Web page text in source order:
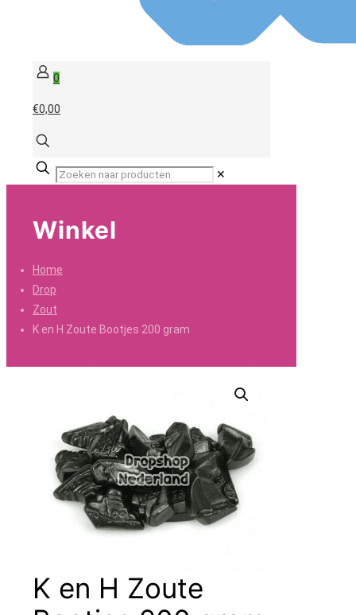
0
€0,00
✕
Winkel
Home
Drop
Zout
K en H Zoute Bootjes 200 gram
K en H Zoute